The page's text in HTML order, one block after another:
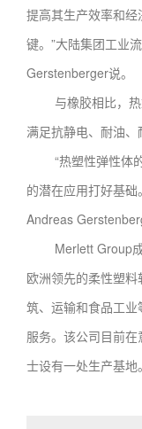
提高其生产效率和
键。”大陆集团工业
Gerstenberger说。
与橡胶相比，热
满足抗静电、耐油、
“热塑性弹性体的
的潜在应用打好基
Andreas
Merlett Group成
欧洲领先的柔性塑
筑、运输和食品工
服务。该公司目前
士设有一处生产基地。